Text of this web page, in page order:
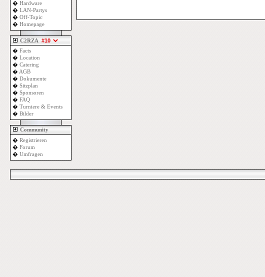
� Hardware
� LAN-Partys
� Off-Topic
� Homepage
C2RZA
� Facts
� Location
� Catering
� AGB
� Dokumente
� Sitzplan
� Sponsoren
� FAQ
� Turniere & Events
� Bilder
Community
� Registrieren
� Forum
� Umfragen